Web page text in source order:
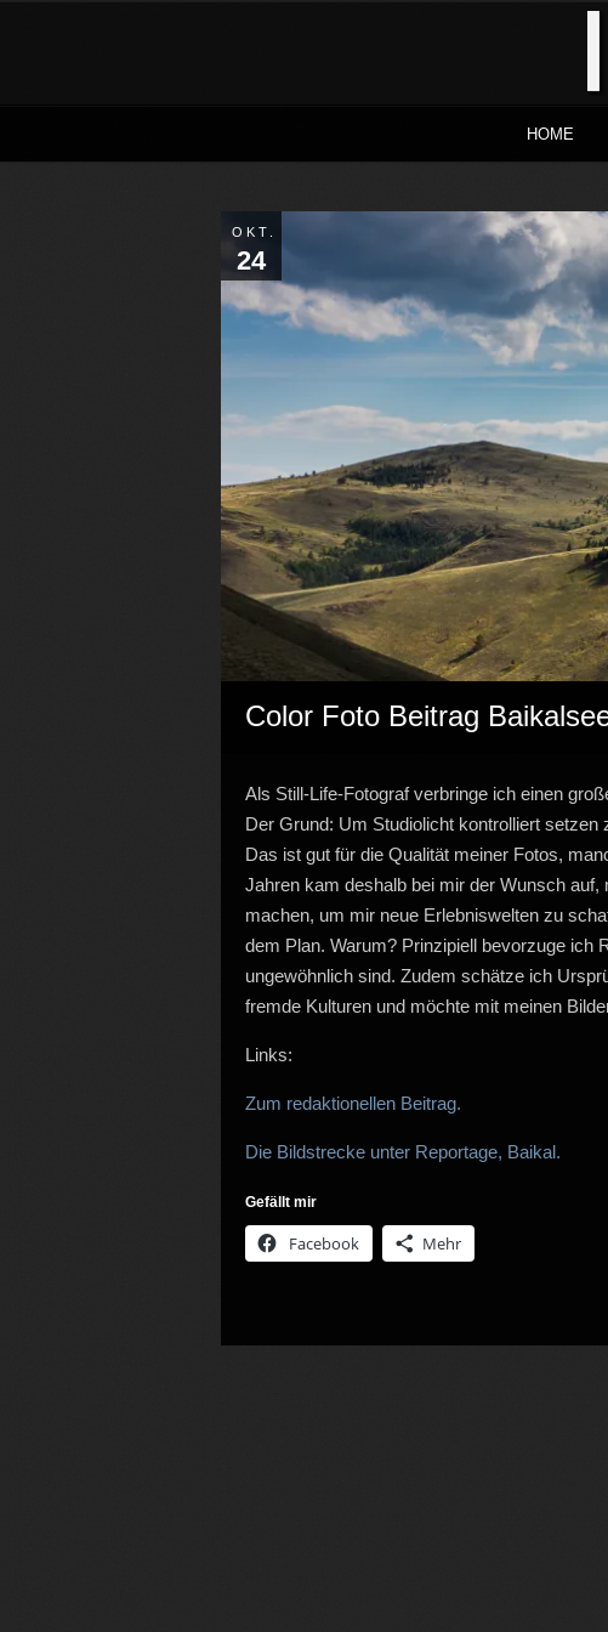
HOME
OKT.
24
Color Foto Beitrag
Als Still-Life-Fotograf verbringe ich einen
Der Grund: Um Studiolicht kontrolliert
Das ist gut für die Qualität meiner Fotos,
Jahren kam deshalb bei mir der Wunsch
machen, um mir neue Erlebniswelten zu
dem Plan. Warum? Prinzipiell bevorzuge ich
ungewöhnlich sind. Zudem schätze ich
fremde Kulturen und möchte mit meinen
Links:
Zum redaktionellen Beitrag.
Die Bildstrecke unter Reportage, Baikal.
Gefällt mir
Facebook Mehr